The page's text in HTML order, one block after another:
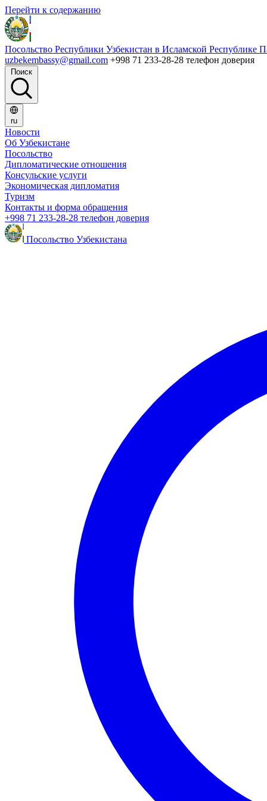
Перейти к содержанию
Посольство Республики Узбекистан в Исламской Республике
uzbekembassy@gmail.com +998 71 233-28-28 телефон доверия
Поиск
ru
Новости
Об Узбекистане
Посольство
Дипломатические отношения
Консульские услуги
Экономическая дипломатия
Туризм
Контакты и форма обращения
+998 71 233-28-28 телефон доверия
Посольство Узбекистана